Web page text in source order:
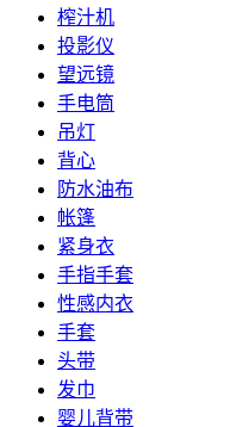
榨汁机
投影仪
望远镜
手电筒
吊灯
背心
防水油布
帐篷
紧身衣
手指手套
性感内衣
手套
头带
发巾
婴儿背带